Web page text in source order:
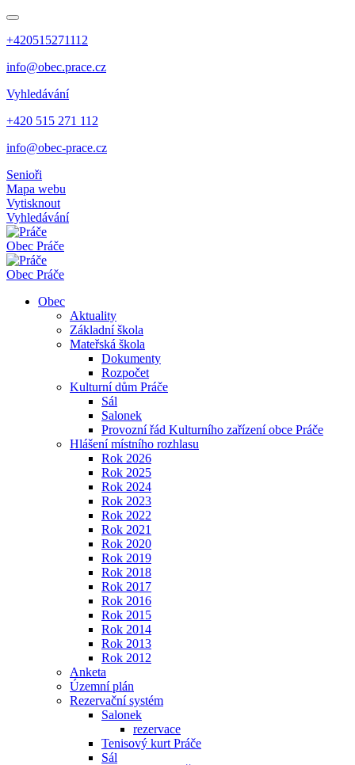
+420515271112
info@obec.prace.cz
Vyhledávání
+420 515 271 112
info@obec-prace.cz
Senioři
Mapa webu
Vytisknout
Vyhledávání
Obec Práče
Obec Práče
Obec
Aktuality
Základní škola
Mateřská škola
Dokumenty
Rozpočet
Kulturní dům Práče
Sál
Salonek
Provozní řád Kulturního zařízení obce Práče
Hlášení místního rozhlasu
Rok 2026
Rok 2025
Rok 2024
Rok 2023
Rok 2022
Rok 2021
Rok 2020
Rok 2019
Rok 2018
Rok 2017
Rok 2016
Rok 2015
Rok 2014
Rok 2013
Rok 2012
Anketa
Územní plán
Rezervační systém
Salonek
rezervace
Tenisový kurt Práče
Sál